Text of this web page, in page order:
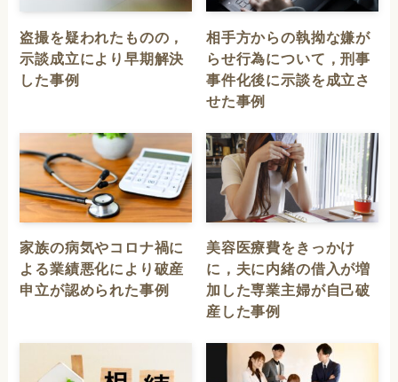
盗撮を疑われたものの，
示談成立により早期解決
した事例
相手方からの執拗な嫌が
らせ行為について，刑事
事件化後に示談を成立さ
せた事例
家族の病気やコロナ禍に
よる業績悪化により破産
申立が認められた事例
美容医療費をきっかけ
に，夫に内緒の借入が増
加した専業主婦が自己破
産した事例